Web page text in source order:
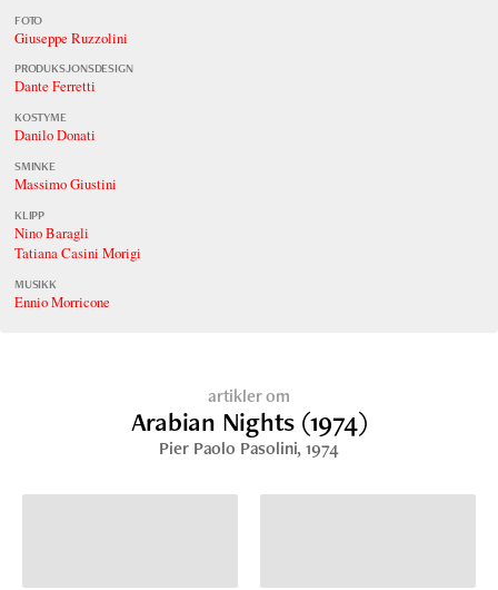
FOTO
Giuseppe Ruzzolini
PRODUKSJONSDESIGN
Dante Ferretti
KOSTYME
Danilo Donati
SMINKE
Massimo Giustini
KLIPP
Nino Baragli
Tatiana Casini Morigi
MUSIKK
Ennio Morricone
artikler om
Arabian Nights (1974)
Pier Paolo Pasolini, 1974